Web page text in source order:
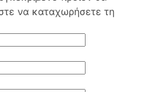
να καταχωρήσετε τη